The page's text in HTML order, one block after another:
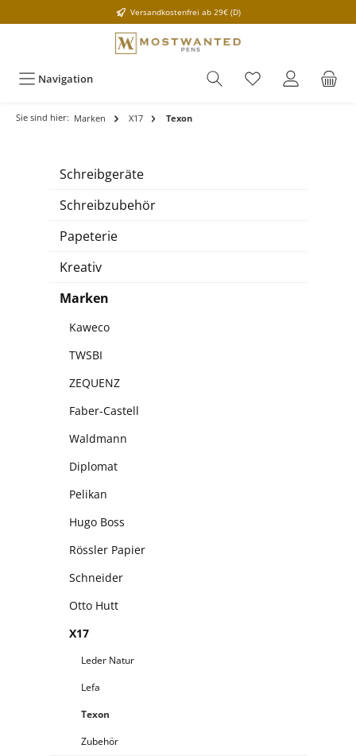
Versandkostenfrei ab 29€ (D)
Navigation
Sie sind hier: Marken X17 Texon
Schreibgeräte
Schreibzubehör
Papeterie
Kreativ
Marken
Kaweco
TWSBI
ZEQUENZ
Faber-Castell
Waldmann
Diplomat
Pelikan
Hugo Boss
Rössler Papier
Schneider
Otto Hutt
X17
Leder Natur
Lefa
Texon
Zubehör